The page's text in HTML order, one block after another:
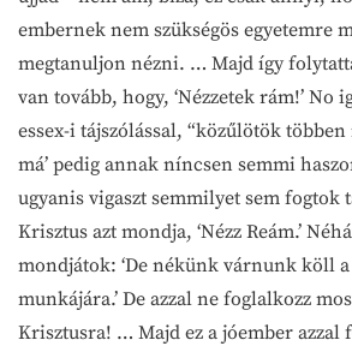
embernek nem szükségös egyetemre
megtanuljon nézni. … Majd így
van tovább, hogy, ‘Nézzetek rám!’ No
essex-i tájszólással, “közűlötök
má’ pedig annak níncsen semmi
ugyanis vigaszt semmilyet sem fogtok
Krisztus azt mondja, ‘Nézz Reám.’
mondjátok: ‘De nékünk várnunk köll
munkájára.’ De azzal ne foglalkozz
Krisztusra! … Majd ez a jóember azzal